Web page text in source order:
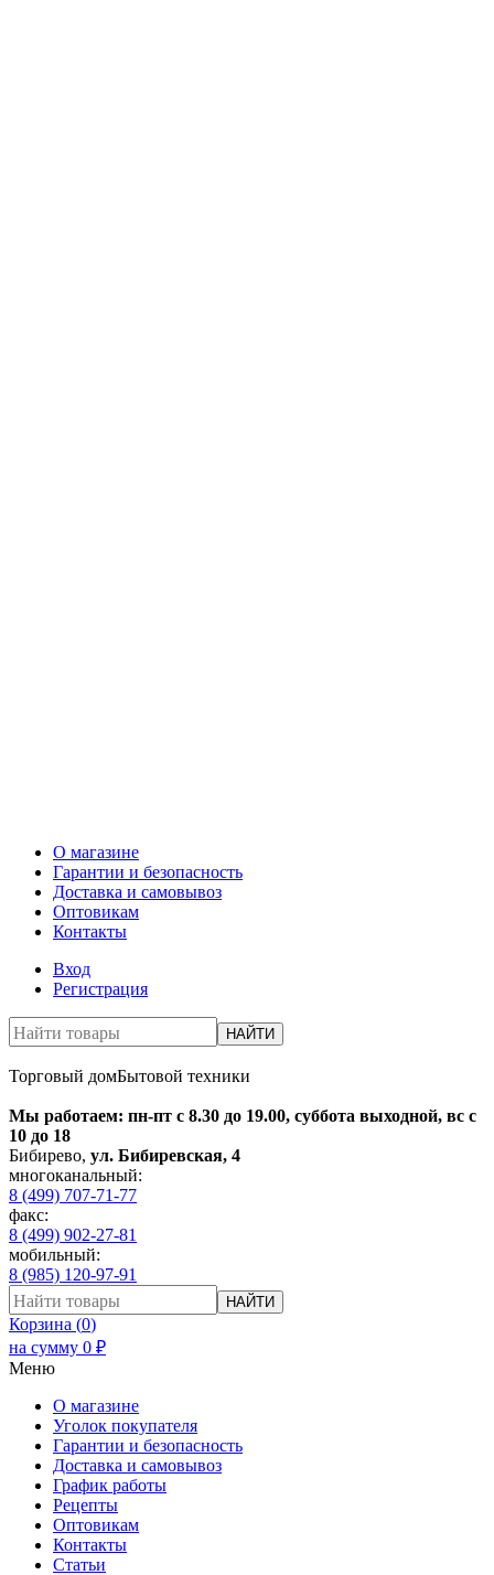
О магазине
Гарантии и безопасность
Доставка и самовывоз
Оптовикам
Контакты
Вход
Регистрация
НАЙТИ
Торговый домБытовой техники
Мы работаем: пн-пт с 8.30 до 19.00, суббота выходной, вс с
10 до 18
Бибирево, ул. Бибиревская, 4
многоканальный:
8 (499) 707-71-77
факс:
8 (499) 902-27-81
мобильный:
8 (985) 120-97-91
НАЙТИ
Корзина (0)
на сумму 0 ₽
Меню
О магазине
Уголок покупателя
Гарантии и безопасность
Доставка и самовывоз
График работы
Рецепты
Оптовикам
Контакты
Статьи